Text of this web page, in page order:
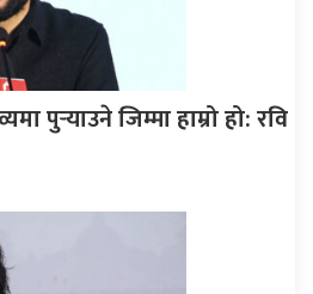
पुर्‍याउने जिम्मा हाम्रो हो: रवि